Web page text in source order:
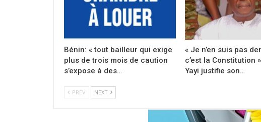
Bénin: « tout bailleur qui exige
plus de trois mois de caution
s’expose à des…
« Je n’en suis pas
c’est la Constitution
Yayi justifie son…
PREV NEXT